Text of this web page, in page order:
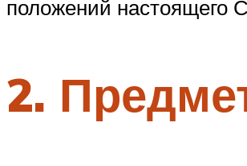
положений настоящего
2.